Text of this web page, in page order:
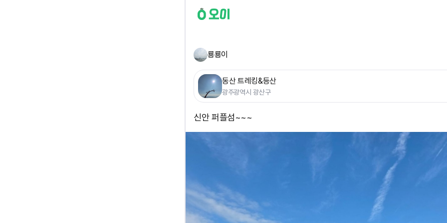
룡룡이
동산 트레킹&등산
광주광역시 광산구
신안 퍼플섬~~~